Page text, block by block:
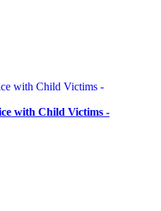
with Child Victims -